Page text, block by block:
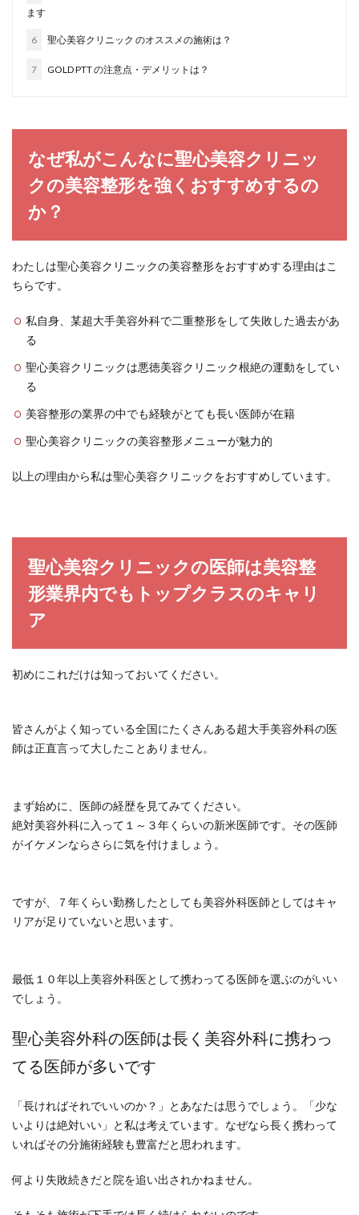
ます
6 聖心美容クリニック のオススメの施術は？
7 GOLD PTT の注意点・デメリットは？
なぜ私がこんなに聖心美容クリニッ
クの美容整形を強くおすすめするの
か？
わたしは聖心美容クリニックの美容整形をおすすめする理由はこ
ちらです。
私自身、某超大手美容外科で二重整形をして失敗した過去があ
る
聖心美容クリニックは悪徳美容クリニック根絶の運動をしてい
る
美容整形の業界の中でも経験がとても長い医師が在籍
聖心美容クリニックの美容整形メニューが魅力的
以上の理由から私は聖心美容クリニックをおすすめしています。
聖心美容クリニックの医師は美容整
形業界内でもトップクラスのキャリ
ア
初めにこれだけは知っておいてください。
皆さんがよく知っている全国にたくさんある超大手美容外科の医
師は正直言って大したことありません。
まず始めに、医師の経歴を見てみてください。
絶対美容外科に入って１～３年くらいの新米医師です。その医師
がイケメンならさらに気を付けましょう。
ですが、７年くらい勤務したとしても美容外科医師としてはキャ
リアが足りていないと思います。
最低１０年以上美容外科医として携わってる医師を選ぶのがいい
でしょう。
聖心美容外科の医師は長く美容外科に携わっ
てる医師が多いです
「長ければそれでいいのか？」とあなたは思うでしょう。「少な
いよりは絶対いい」と私は考えています。なぜなら長く携わって
いればその分施術経験も豊富だと思われます。
何より失敗続きだと院を追い出されかねません。